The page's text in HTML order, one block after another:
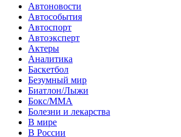
Автоновости
Автособытия
Автоспорт
Автоэксперт
Актеры
Аналитика
Баскетбол
Безумный мир
Биатлон/Лыжи
Бокс/MMA
Болезни и лекарства
В мире
В России